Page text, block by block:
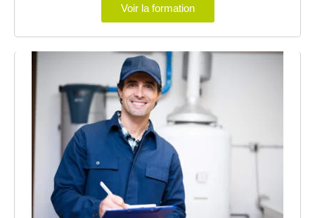
Voir la formation